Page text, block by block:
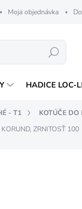
Moja objednávka
Hľadať
HADICE LOC-
- T1
KOTÚČE DO
ZRNITOSŤ 100